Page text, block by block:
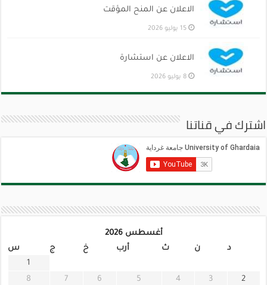
الاعلان عن المنح المؤقت
15 يوليو 2026
الاعلان عن استشارة
8 يوليو 2026
اشترك في قناتنا
أغسطس 2026
د
ن ث أرب خ ج
س
1
2
3
4
5
6
7
8